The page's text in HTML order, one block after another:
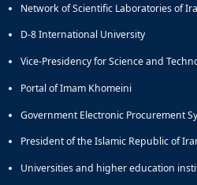
Network of Scientific Laboratories of
D-8 International University
Vice-Presidency for Science and
Portal of Imam Khomeini
Government Electronic Procurement
President of the Islamic Republic of
Universities and higher education